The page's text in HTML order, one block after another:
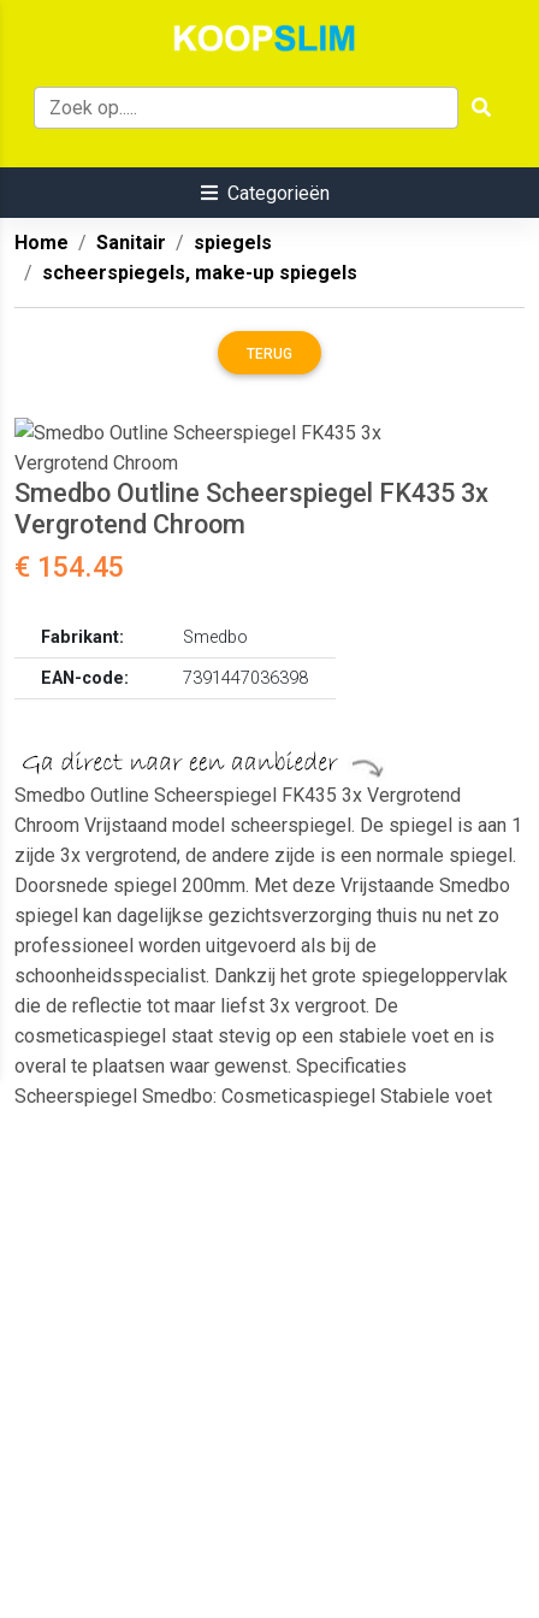
Categorieën
Home Sanitair
spiegels
scheerspiegels, make-up spiegels
TERUG
Smedbo Outline Scheerspiegel FK435 3x
Vergrotend Chroom
€ 154.45
Fabrikant:
Smedbo
EAN-code:
7391447036398
Smedbo Outline Scheerspiegel FK435 3x Vergrotend
Chroom Vrijstaand model scheerspiegel. De spiegel is aan 1
zijde 3x vergrotend, de andere zijde is een normale spiegel.
Doorsnede spiegel 200mm. Met deze Vrijstaande Smedbo
spiegel kan dagelijkse gezichtsverzorging thuis nu net zo
professioneel worden uitgevoerd als bij de
schoonheidsspecialist. Dankzij het grote spiegeloppervlak
die de reflectie tot maar liefst 3x vergroot. De
cosmeticaspiegel staat stevig op een stabiele voet en is
overal te plaatsen waar gewenst. Specificaties
Scheerspiegel Smedbo: Cosmeticaspiegel Stabiele voet